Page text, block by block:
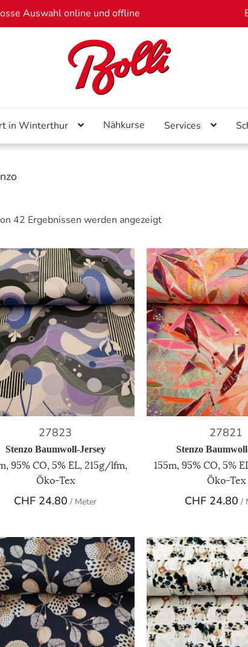
Auswahl online und offline
in Winterthur Nähkurse Services
42 Ergebnissen werden angezeigt
27823
Stenzo Baumwoll-Jersey
95% CO, 5% EL, 215g/lfm,
Öko-Tex
CHF 24.80 / Meter
27821
Stenzo
155m, 95% CO, 5%
Öko-Tex
CHF 24.80 /